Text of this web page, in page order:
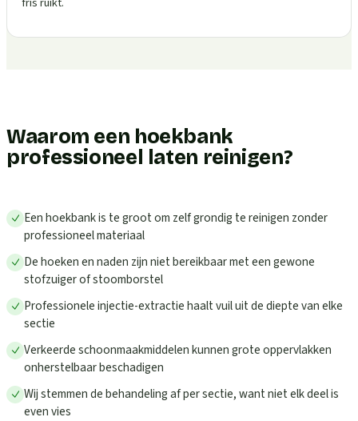
Waarom een hoekbank
professioneel laten reinigen?
Een hoekbank is te groot om zelf grondig te reinigen zonder
professioneel materiaal
De hoeken en naden zijn niet bereikbaar met een gewone
stofzuiger of stoomborstel
Professionele injectie-extractie haalt vuil uit de diepte van elke
sectie
Verkeerde schoonmaakmiddelen kunnen grote oppervlakken
onherstelbaar beschadigen
Wij stemmen de behandeling af per sectie, want niet elk deel is
even vies